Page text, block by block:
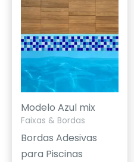
Modelo Azul mix
Faixas & Bordas
Bordas Adesivas
para Piscinas